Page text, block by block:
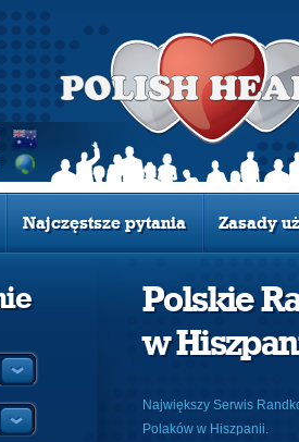
Najczęstsze pytania Zasady
Polskie
w
Największy Serwis
Polaków w Hiszpanii.